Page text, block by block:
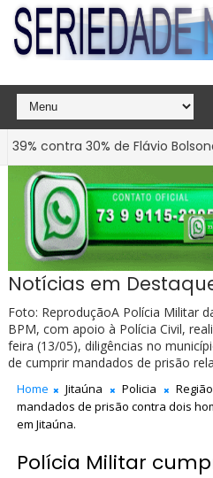
30% de Flávio Bolsonaro em
Notícias em
Foto: ReproduçãoA Polícia Militar
BPM, com apoio à Polícia Civil,
feira (13/05), diligências no
de cumprir mandados de prisão
Home Jitaúna Policia Região
mandados de prisão contra dois
em Jitaúna.
Polícia Militar